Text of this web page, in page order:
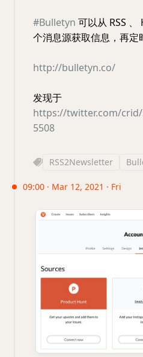
#Bulletyn 可以从 RSS
个消息源获取信息，再定
http://bulletyn.co/
发现于
https://twitter.com/crid/
5508
RSS2Newsletter
09:00 · Mar 12, 2021 · Fri